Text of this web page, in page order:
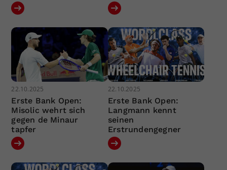
22.10.2025
Erste Bank Open:
Misolic wehrt sich
gegen de Minaur
tapfer
22.10.2025
Erste Bank Open:
Langmann kennt
seinen
Erstrundengegner